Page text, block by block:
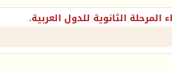
المرحلة الثانوية للدول العربية.